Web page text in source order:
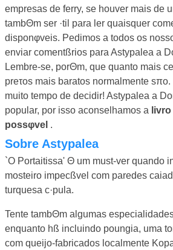
empresas de ferry, se houver mais de
tambΘm ser ·til para ler quaisquer
disponφveis. Pedimos a todos os
enviar comentßrios para Astypalea a
Lembre-se, porΘm, que quanto mais
preτos mais baratos normalmente
muito tempo de decidir! Astypalea a
popular, por isso aconselhamos a
possφvel .
Sobre Astypalea
`O Portaitissa' Θ um must-ver quando
mosteiro impecßvel com paredes
turquesa c·pula.
Tente tambΘm algumas
enquanto hß incluindo poungia, uma
com queijo-fabricados localmente